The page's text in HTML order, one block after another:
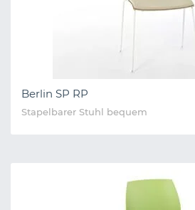
Berlin SP RP
Stapelbarer Stuhl bequem